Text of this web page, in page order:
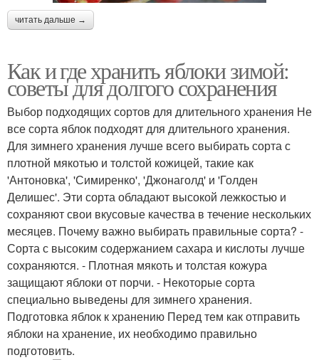
читать дальше →
Как и где хранить яблоки зимой:
советы для долгого сохранения
Выбор подходящих сортов для длительного хранения Не
все сорта яблок подходят для длительного хранения.
Для зимнего хранения лучше всего выбирать сорта с
плотной мякотью и толстой кожицей, такие как
'Антоновка', 'Симиренко', 'Джонаголд' и 'Голден
Делишес'. Эти сорта обладают высокой лежкостью и
сохраняют свои вкусовые качества в течение нескольких
месяцев. Почему важно выбирать правильные сорта? -
Сорта с высоким содержанием сахара и кислоты лучше
сохраняются. - Плотная мякоть и толстая кожура
защищают яблоки от порчи. - Некоторые сорта
специально выведены для зимнего хранения.
Подготовка яблок к хранению Перед тем как отправить
яблоки на хранение, их необходимо правильно
подготовить.